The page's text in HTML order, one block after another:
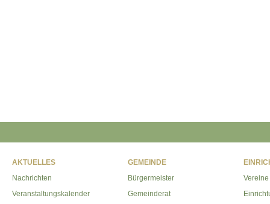
AKTUELLES
Nachrichten
Veranstaltungskalender
GEMEINDE
Bürgermeister
Gemeinderat